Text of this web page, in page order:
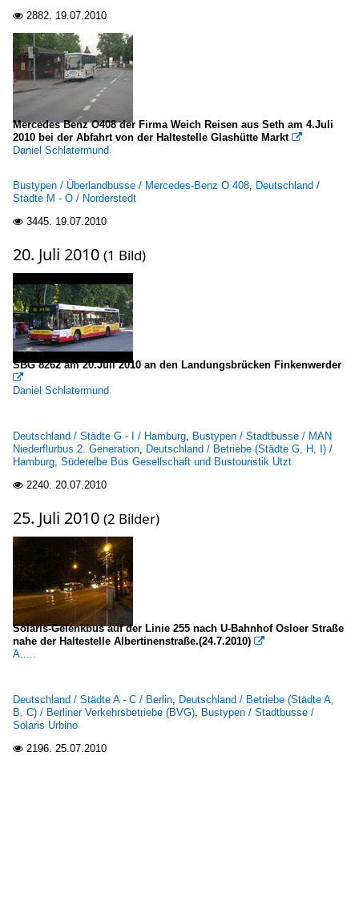
 2882. 19.07.2010
Mercedes Benz O408 der Firma Weich Reisen aus Seth am 4.Juli
2010 bei der Abfahrt von der Haltestelle Glashütte Markt 
Daniel Schlatermund
Bustypen / Überlandbusse / Mercedes-Benz O 408, Deutschland /
Städte M - O / Norderstedt
 3445. 19.07.2010
20. Juli 2010 (1 Bild)
SBG 8262 am 20.Juli 2010 an den Landungsbrücken Finkenwerder

Daniel Schlatermund
Deutschland / Städte G - I / Hamburg, Bustypen / Stadtbusse / MAN
Niederflurbus 2. Generation, Deutschland / Betriebe (Städte G, H, I) /
Hamburg, Süderelbe Bus Gesellschaft und Bustouristik Utzt
 2240. 20.07.2010
25. Juli 2010 (2 Bilder)
Solaris-Gelenkbus auf der Linie 255 nach U-Bahnhof Osloer Straße
nahe der Haltestelle Albertinenstraße.(24.7.2010) 
A.....
Deutschland / Städte A - C / Berlin, Deutschland / Betriebe (Städte A,
B, C) / Berliner Verkehrsbetriebe (BVG), Bustypen / Stadtbusse /
Solaris Urbino
 2196. 25.07.2010